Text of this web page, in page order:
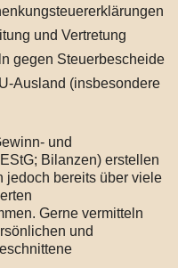
und Vertretung
gegen Steuerbescheide
Ausland (insbesondere
und
Bilanzen) erstellen
jedoch bereits über viele
Gerne vermitteln
und